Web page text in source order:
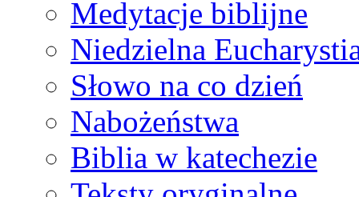
Medytacje biblijne
Niedzielna
Słowo na co dzień
Nabożeństwa
Biblia w katechezie